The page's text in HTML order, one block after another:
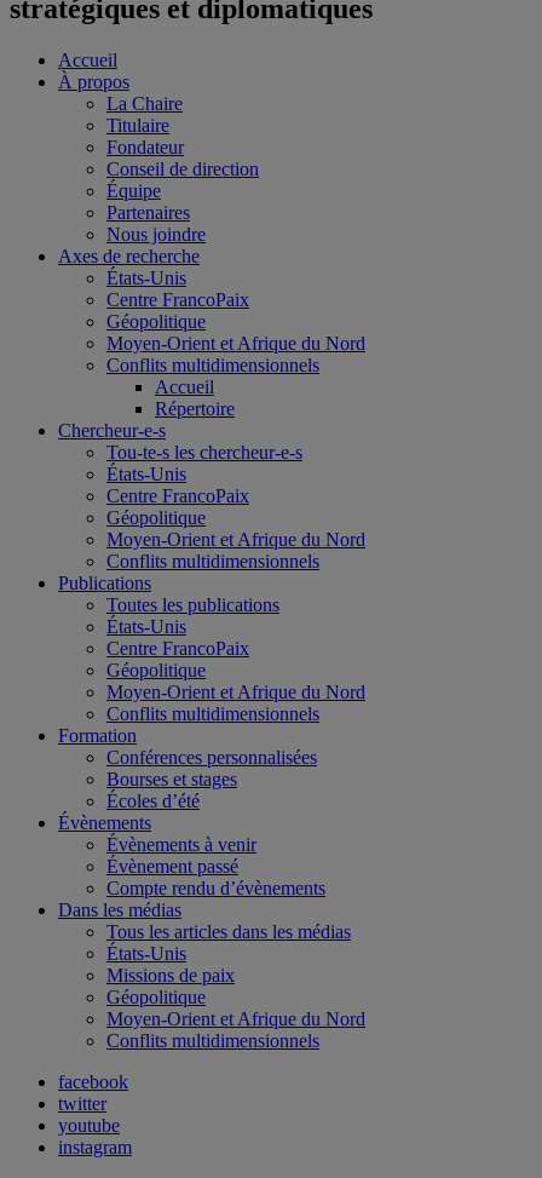
stratégiques et diplomatiques
Accueil
À propos
La Chaire
Titulaire
Fondateur
Conseil de direction
Équipe
Partenaires
Nous joindre
Axes de recherche
États-Unis
Centre FrancoPaix
Géopolitique
Moyen-Orient et Afrique du Nord
Conflits multidimensionnels
Accueil
Répertoire
Chercheur-e-s
Tou-te-s les chercheur-e-s
États-Unis
Centre FrancoPaix
Géopolitique
Moyen-Orient et Afrique du Nord
Conflits multidimensionnels
Publications
Toutes les publications
États-Unis
Centre FrancoPaix
Géopolitique
Moyen-Orient et Afrique du Nord
Conflits multidimensionnels
Formation
Conférences personnalisées
Bourses et stages
Écoles d’été
Évènements
Évènements à venir
Évènement passé
Compte rendu d’évènements
Dans les médias
Tous les articles dans les médias
États-Unis
Missions de paix
Géopolitique
Moyen-Orient et Afrique du Nord
Conflits multidimensionnels
facebook
twitter
youtube
instagram